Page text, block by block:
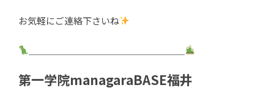
お気軽にご連絡下さいね
第一学院managaraBASE福井